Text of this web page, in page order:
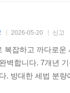
2026-05-20 신고
복잡하고 까다로
벽합니다. 7개년
. 방대한 세법 분